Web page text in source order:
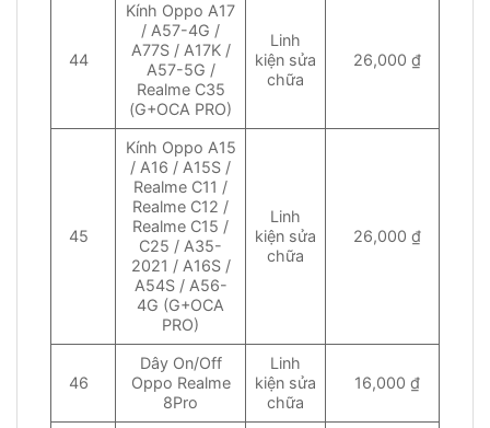
44
Kính Oppo A17
/ A57-4G /
A77S / A17K /
A57-5G /
Realme C35
(G+OCA PRO)
Linh
kiện sửa
chữa
26,000 ₫
45
Kính Oppo A15
/ A16 / A15S /
Realme C11 /
Realme C12 /
Realme C15 /
C25 / A35-
2021 / A16S /
A54S / A56-
4G (G+OCA
PRO)
Linh
kiện sửa
chữa
26,000 ₫
46
Dây On/Off
Oppo Realme
8Pro
Linh
kiện sửa
chữa
16,000 ₫